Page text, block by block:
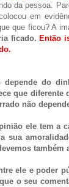
da pessoa.
em
que ficou? A
ficado. Então
do
que
não
ele tem a
também
ele e poder
o seu